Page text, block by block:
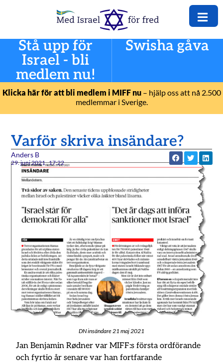
Stå upp för
Israel - bli
medlem nu!
Swisha gåva
Klicka här för att bli medlem i MIFF nu– hjälp oss att nå 2.500
medlemmar i Sverige.
Varför skriva insändare?
Anders B
29. juni 2021 17:22
DN insändare 21 maj 2021
Jan Benjamin Rødner var MIFF:s första ordförande
och fyrtio år senare var han fortfarande